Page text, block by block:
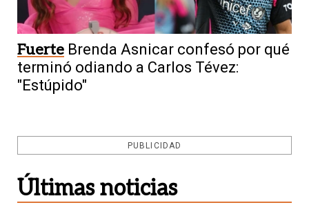
Fuerte Brenda Asnicar confesó por qué
terminó odiando a Carlos Tévez:
"Estúpido"
PUBLICIDAD
Últimas noticias